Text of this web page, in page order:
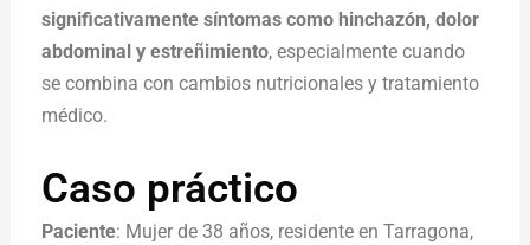
significativamente síntomas como hinchazón, dolor
abdominal y estreñimiento, especialmente cuando
se combina con cambios nutricionales y tratamiento
médico.
Caso práctico
Paciente: Mujer de 38 años, residente en Tarragona,